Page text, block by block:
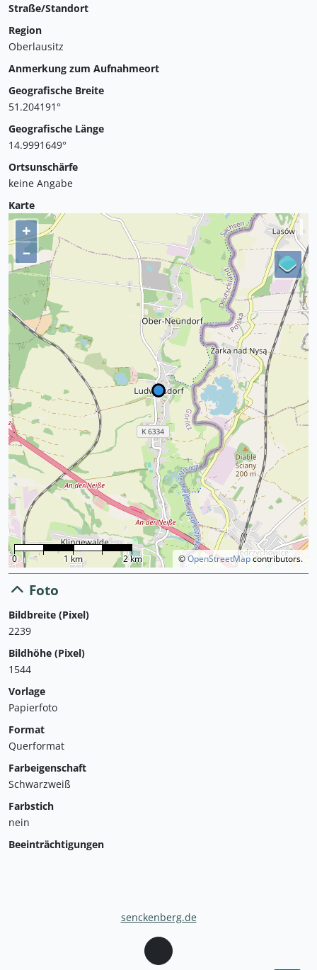
Straße/Standort
Region
Oberlausitz
Anmerkung zum Aufnahmeort
Geografische Breite
51.204191°
Geografische Länge
14.9991649°
Ortsunschärfe
keine Angabe
Karte
+
–
©OpenStreetMapcontributors.
0 1 km 2 km
Foto
Bildbreite (Pixel)
2239
Bildhöhe (Pixel)
1544
Vorlage
Papierfoto
Format
Querformat
Farbeigenschaft
Schwarzweiß
Farbstich
nein
Beeinträchtigungen
senckenberg.de